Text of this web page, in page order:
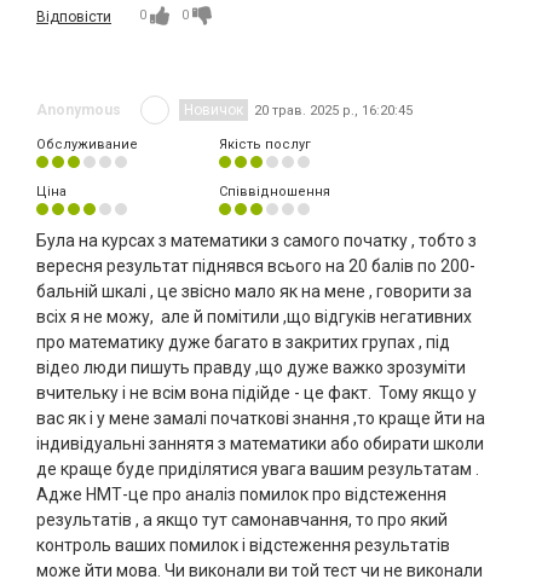
Відповісти 0 0
Anonymous Новичок 20 трав. 2025 р., 16:20:45
Обслуживание Якість послуг
Ціна Співвідношення
Була на курсах з математики з самого початку , тобто з
вересня результат піднявся всього на 20 балів по 200-
бальній шкалі , це звісно мало як на мене , говорити за
всіх я не можу, але й помітили ,що відгуків негативних
про математику дуже багато в закритих групах , під
відео люди пишуть правду ,що дуже важко зрозуміти
вчительку і не всім вона підійде - це факт. Тому якщо у
вас як і у мене замалі початкові знання ,то краще йти на
індивідуальні заннятя з математики або обирати школи
де краще буде приділятися увага вашим результатам .
Адже НМТ-це про аналіз помилок про відстеження
результатів , а якщо тут самонавчання, то про який
контроль ваших помилок і відстеження результатів
може йти мова. Чи виконали ви той тест чи не виконали